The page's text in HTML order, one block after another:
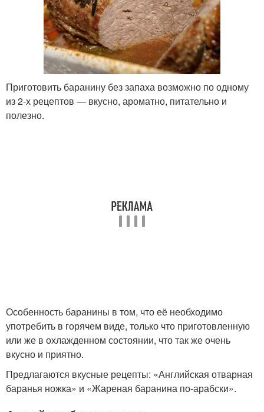
Приготовить баранину без запаха возможно по одному
из 2-х рецептов — вкусно, ароматно, питательно и
полезно.
Особенность баранины в том, что её необходимо
употребить в горячем виде, только что приготовленную
или же в охлажденном состоянии, что так же очень
вкусно и приятно.
Предлагаются вкусные рецепты: «Английская отварная
баранья ножка» и «Жареная баранина по-арабски».